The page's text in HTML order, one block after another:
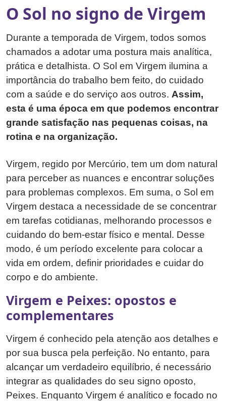
O Sol no signo de Virgem
Durante a temporada de Virgem, todos somos
chamados a adotar uma postura mais analítica,
prática e detalhista. O Sol em Virgem ilumina a
importância do trabalho bem feito, do cuidado
com a saúde e do serviço aos outros. Assim,
esta é uma época em que podemos encontrar
grande satisfação nas pequenas coisas, na
rotina e na organização.
Virgem, regido por Mercúrio, tem um dom natural
para perceber as nuances e encontrar soluções
para problemas complexos. Em suma, o Sol em
Virgem destaca a necessidade de se concentrar
em tarefas cotidianas, melhorando processos e
cuidando do bem-estar físico e mental. Desse
modo, é um período excelente para colocar a
vida em ordem, definir prioridades e cuidar do
corpo e do ambiente.
Virgem e Peixes: opostos e
complementares
Virgem é conhecido pela atenção aos detalhes e
por sua busca pela perfeição. No entanto, para
alcançar um verdadeiro equilíbrio, é necessário
integrar as qualidades do seu signo oposto,
Peixes. Enquanto Virgem é analítico e focado no